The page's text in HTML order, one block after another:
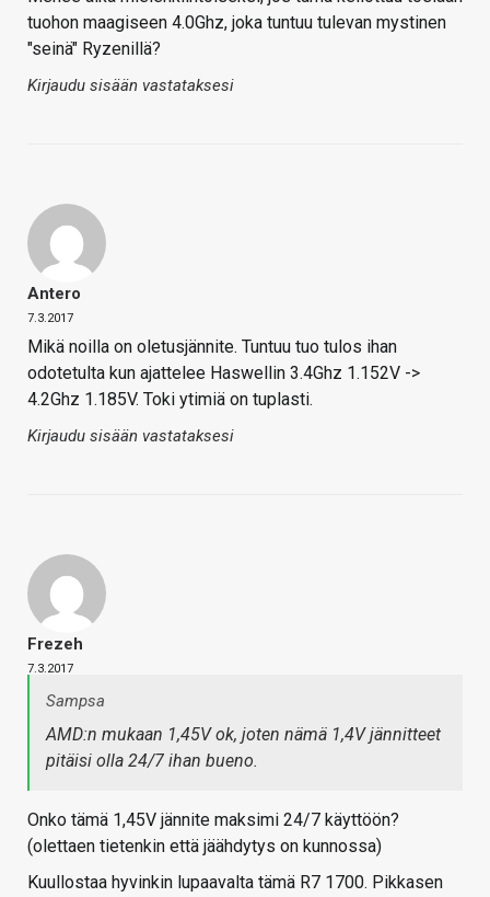
tuohon maagiseen 4.0Ghz, joka tuntuu tulevan mystinen
"seinä" Ryzenillä?
Kirjaudu sisään vastataksesi
Antero
7.3.2017
Mikä noilla on oletusjännite. Tuntuu tuo tulos ihan
odotetulta kun ajattelee Haswellin 3.4Ghz 1.152V ->
4.2Ghz 1.185V. Toki ytimiä on tuplasti.
Kirjaudu sisään vastataksesi
Frezeh
7.3.2017
Sampsa
AMD:n mukaan 1,45V ok, joten nämä 1,4V jännitteet
pitäisi olla 24/7 ihan bueno.
Onko tämä 1,45V jännite maksimi 24/7 käyttöön?
(olettaen tietenkin että jäähdytys on kunnossa)
Kuullostaa hyvinkin lupaavalta tämä R7 1700. Pikkasen